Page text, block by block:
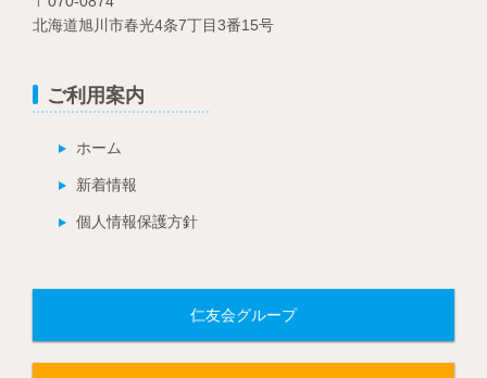
北海道旭川市春光4条7丁目3番15号
ご利用案内
ホーム
新着情報
個人情報保護方針
仁友会グループ